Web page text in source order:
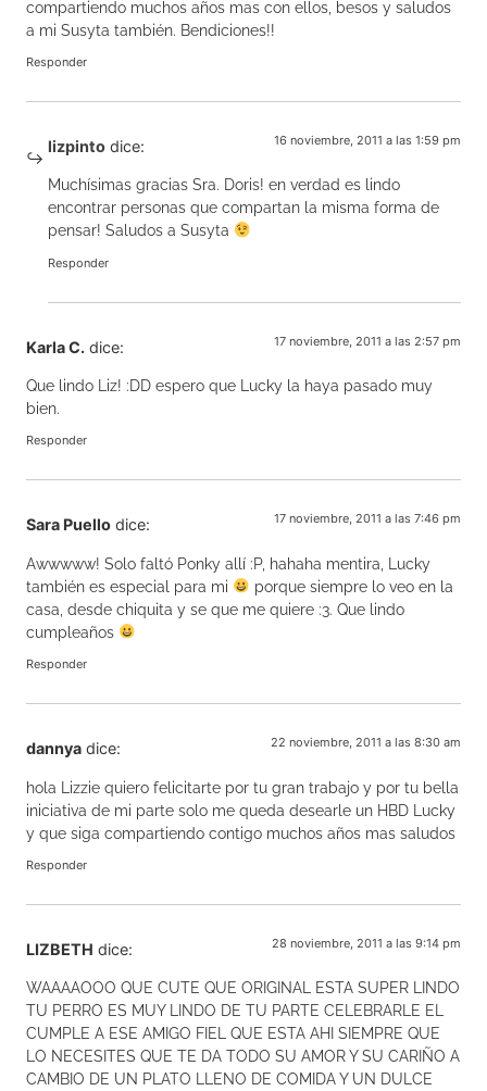
compartiendo muchos años mas con ellos, besos y saludos
a mi Susyta también. Bendiciones!!
Responder
lizpinto dice: 16 noviembre, 2011 a las 1:59 pm
Muchísimas gracias Sra. Doris! en verdad es lindo
encontrar personas que compartan la misma forma de
pensar! Saludos a Susyta
Responder
Karla C. dice: 17 noviembre, 2011 a las 2:57 pm
Que lindo Liz! :DD espero que Lucky la haya pasado muy
bien.
Responder
Sara Puello dice: 17 noviembre, 2011 a las 7:46 pm
Awwwww! Solo faltó Ponky allí :P, hahaha mentira, Lucky
también es especial para mi
porque siempre lo veo en la
casa, desde chiquita y se que me quiere :3. Que lindo
cumpleaños
Responder
dannya dice: 22 noviembre, 2011 a las 8:30 am
hola Lizzie quiero felicitarte por tu gran trabajo y por tu bella
iniciativa de mi parte solo me queda desearle un HBD Lucky
y que siga compartiendo contigo muchos años mas saludos
Responder
LIZBETH dice: 28 noviembre, 2011 a las 9:14 pm
WAAAAOOO QUE CUTE QUE ORIGINAL ESTA SUPER LINDO
TU PERRO ES MUY LINDO DE TU PARTE CELEBRARLE EL
CUMPLE A ESE AMIGO FIEL QUE ESTA AHI SIEMPRE QUE
LO NECESITES QUE TE DA TODO SU AMOR Y SU CARIÑO A
CAMBIO DE UN PLATO LLENO DE COMIDA Y UN DULCE